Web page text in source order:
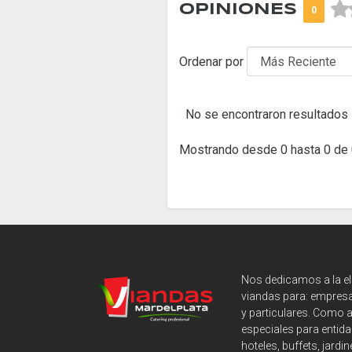
OPINIONES 0
Ordenar por
No se encontraron resultados
Mostrando desde 0 hasta 0
Nos dedicamos a la
viandas para:
y particulares. Como
especiales para
hoteles, buffets,